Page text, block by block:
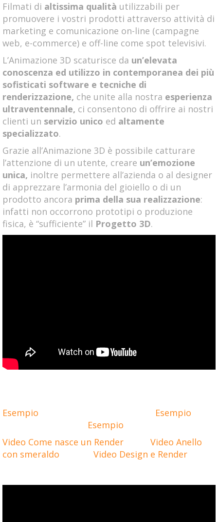
Filmati di altissima qualità utilizzabili per
promuovere i vostri prodotti attraverso attività di
marketing e comunicazione on-line (campagne
web, e-commerce) e off-line come spot televisivi.
L’Animazione 3D scaturisce da un’elevata
conoscenza ed utilizzo in contemporanea dei più
sofisticati software e tecniche di
renderizzazione, che unite alla nostra esperienza
ultraventennale, ci consentono di offrire ai nostri
clienti un servizio unico ed altamente
specializzato.
Grazie all’Animazione 3D è possibile catturare
l’attenzione di un utente, creare un’emozione
unica, inoltre permettere all’azienda o al designer
di apprezzare l’armonia del gioiello o di un
prodotto ancora prima della sua realizzazione:
infatti non occorrono prototipi o produzione
fisica, è “sufficiente” il Progetto 3D.
Esempio
Esempio
Esempio
Video Come nasce un Render
Video Anello
con smeraldo
Video Design e Render